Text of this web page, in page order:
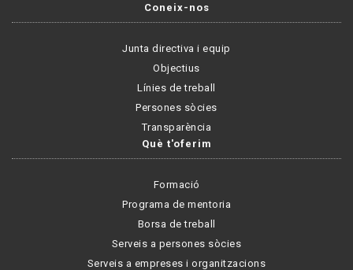
Coneix-nos
Junta directiva i equip
Objectius
Línies de treball
Persones sòcies
Transparència
Què t'oferim
Formació
Programa de mentoria
Borsa de treball
Serveis a persones sòcies
Serveis a empreses i organitzacions